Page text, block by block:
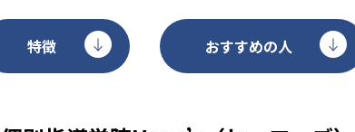
特徴 おすすめの人